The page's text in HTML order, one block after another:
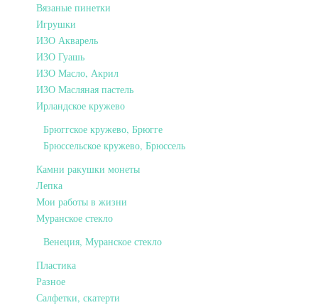
Вязаные пинетки
Игрушки
ИЗО Акварель
ИЗО Гуашь
ИЗО Масло, Акрил
ИЗО Масляная пастель
Ирландское кружево
Брюггское кружево, Брюгге
Брюссельское кружево, Брюссель
Камни ракушки монеты
Лепка
Мои работы в жизни
Муранское стекло
Венеция, Муранское стекло
Пластика
Разное
Салфетки, скатерти